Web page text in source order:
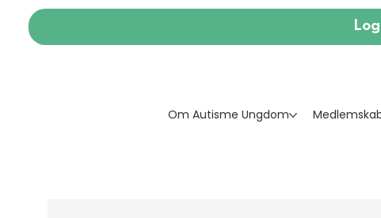
Om Autisme Ungdom